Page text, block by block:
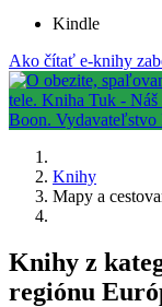
Kindle
Ako čítať e-knihy
Knihy
Mapy a
Knihy z
regiónu